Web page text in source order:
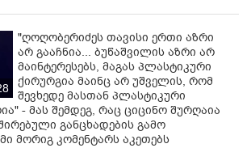
"ღოღობერიძეს თავისი ერთი აზრი
არ გააჩნია... ბუწაშვილის აზრი არ
მაინტერესებს, მაგას პლასტიკური
ქირურგია მაინც არ უშველის, რომ
შევხედე მასთან პლასტიკური
- მას შემდეგ, რაც ციცინო შურღაია
განცხადების გამო
მორიგ კომენტარს აკეთებს